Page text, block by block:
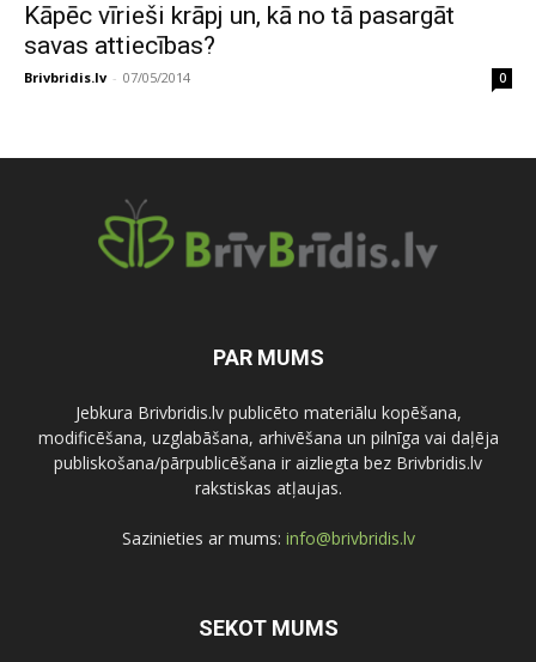
Kāpēc vīrieši krāpj un, kā no tā pasargāt
savas attiecības?
Brivbridis.lv - 07/05/2014 0
PAR MUMS
Jebkura Brivbridis.lv publicēto materiālu kopēšana,
modificēšana, uzglabāšana, arhivēšana un pilnīga vai daļēja
publiskošana/pārpublicēšana ir aizliegta bez Brivbridis.lv
rakstiskas atļaujas.
Sazinieties ar mums: info@brivbridis.lv
SEKOT MUMS